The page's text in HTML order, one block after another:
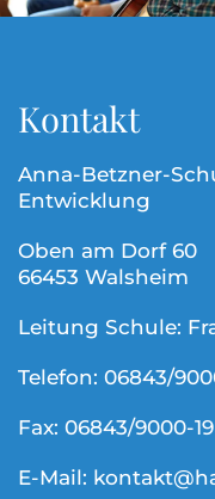
Kontakt
Anna-Betzner-
Entwicklung
Oben am Dorf 60
66453 Walsheim
Leitung Schule:
Telefon: 06843/
Fax: 06843/9000-19
E-Mail: